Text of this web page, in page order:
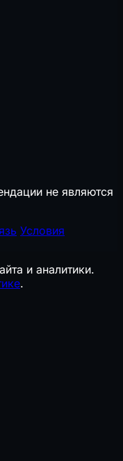
не являются
Условия
и аналитики.
.